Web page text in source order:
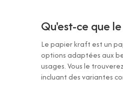
Qu'est-ce que
Le papier kraft est un
options adaptées aux
usages. Vous le
incluant des variantes